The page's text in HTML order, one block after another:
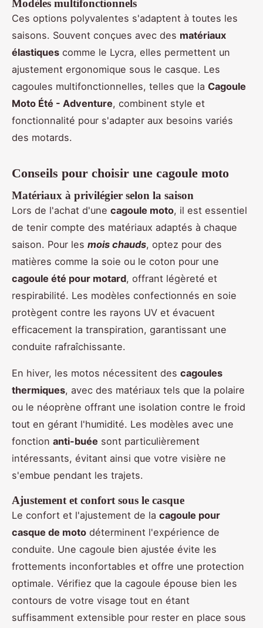
Modèles multifonctionnels
Ces options polyvalentes s'adaptent à toutes les
saisons. Souvent conçues avec des matériaux
élastiques comme le Lycra, elles permettent un
ajustement ergonomique sous le casque. Les
cagoules multifonctionnelles, telles que la Cagoule
Moto Été - Adventure, combinent style et
fonctionnalité pour s'adapter aux besoins variés
des motards.
Conseils pour choisir une cagoule moto
Matériaux à privilégier selon la saison
Lors de l'achat d'une cagoule moto, il est essentiel
de tenir compte des matériaux adaptés à chaque
saison. Pour les mois chauds, optez pour des
matières comme la soie ou le coton pour une
cagoule été pour motard, offrant légèreté et
respirabilité. Les modèles confectionnés en soie
protègent contre les rayons UV et évacuent
efficacement la transpiration, garantissant une
conduite rafraîchissante.
En hiver, les motos nécessitent des cagoules
thermiques, avec des matériaux tels que la polaire
ou le néoprène offrant une isolation contre le froid
tout en gérant l'humidité. Les modèles avec une
fonction anti-buée sont particulièrement
intéressants, évitant ainsi que votre visière ne
s'embue pendant les trajets.
Ajustement et confort sous le casque
Le confort et l'ajustement de la cagoule pour
casque de moto déterminent l'expérience de
conduite. Une cagoule bien ajustée évite les
frottements inconfortables et offre une protection
optimale. Vérifiez que la cagoule épouse bien les
contours de votre visage tout en étant
suffisamment extensible pour rester en place sous